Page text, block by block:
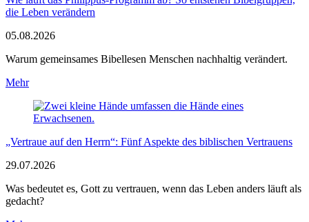
die Leben verändern
05.08.2026
Warum gemeinsames Bibellesen Menschen nachhaltig verändert.
Mehr
„Vertraue auf den Herrn“: Fünf Aspekte des biblischen Vertrauens
29.07.2026
Was bedeutet es, Gott zu vertrauen, wenn das Leben anders läuft als
gedacht?